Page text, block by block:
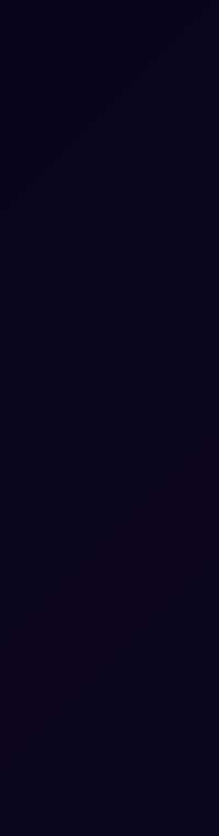
Agentic
Zukunftsvision,
bereits heute
zunehmend die
und unterstützt
wir moderne
Agentic Commerce
bei der
von Transaktionsdaten,
der Einführung von KI-
Commerce Ihren B2B-
uns an und lassen Sie
definieren.
laden wir Sie ein,
B2C-E-Commerce-
wir dort Themen rund um
reale
im Online-Vertrieb auf.
Ihr Geschäft übertragen
Wir bieten eine
Team an, bei der wir
mögliche nächste